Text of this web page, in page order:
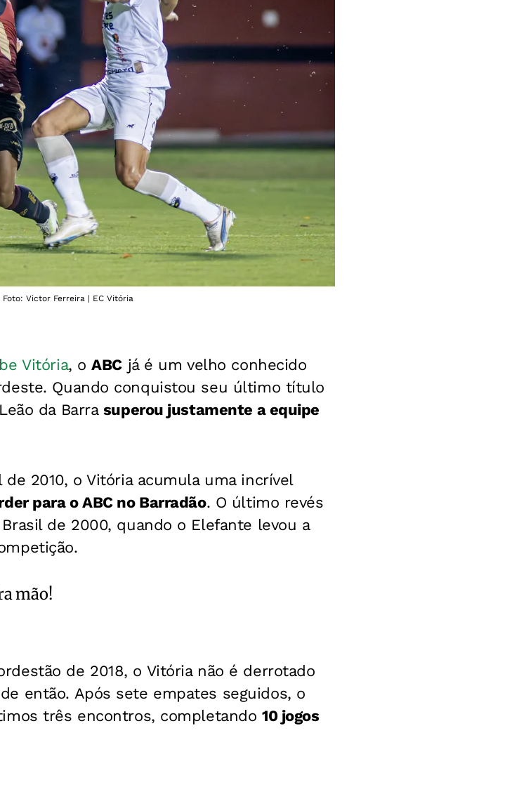
Victor Ferreira | EC Vitória
Vitória, oABC já é um velho conhecido
Quando conquistou seu último título
da Barra superou justamente a equipe
2010, o Vitória acumula uma incrível
para o ABC no Barradão. O último revés
de 2000, quando o Elefante levou a
mão!
de 2018, o Vitória não é derrotado
então. Após sete empates seguidos, o
três encontros, completando 10 jogos